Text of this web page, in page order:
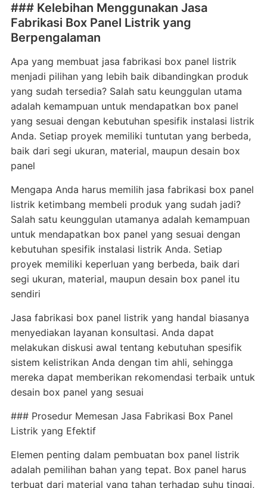
### Kelebihan Menggunakan Jasa
Fabrikasi Box Panel Listrik yang
Berpengalaman
Apa yang membuat jasa fabrikasi box panel listrik
menjadi pilihan yang lebih baik dibandingkan produk
yang sudah tersedia? Salah satu keunggulan utama
adalah kemampuan untuk mendapatkan box panel
yang sesuai dengan kebutuhan spesifik instalasi listrik
Anda. Setiap proyek memiliki tuntutan yang berbeda,
baik dari segi ukuran, material, maupun desain box
panel
Mengapa Anda harus memilih jasa fabrikasi box panel
listrik ketimbang membeli produk yang sudah jadi?
Salah satu keunggulan utamanya adalah kemampuan
untuk mendapatkan box panel yang sesuai dengan
kebutuhan spesifik instalasi listrik Anda. Setiap
proyek memiliki keperluan yang berbeda, baik dari
segi ukuran, material, maupun desain box panel itu
sendiri
Jasa fabrikasi box panel listrik yang handal biasanya
menyediakan layanan konsultasi. Anda dapat
melakukan diskusi awal tentang kebutuhan spesifik
sistem kelistrikan Anda dengan tim ahli, sehingga
mereka dapat memberikan rekomendasi terbaik untuk
desain box panel yang sesuai
### Prosedur Memesan Jasa Fabrikasi Box Panel
Listrik yang Efektif
Elemen penting dalam pembuatan box panel listrik
adalah pemilihan bahan yang tepat. Box panel harus
terbuat dari material yang tahan terhadap suhu tinggi,